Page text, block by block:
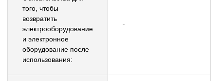
того, чтобы
возвратить
электрооборудование
и электронное
оборудование после
использования:
-